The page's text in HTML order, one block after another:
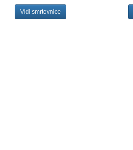
Vidi smrtovnice